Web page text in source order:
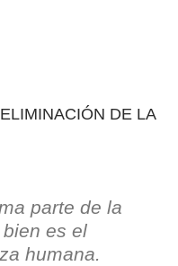
DE LA
parte de la
es el
humana.